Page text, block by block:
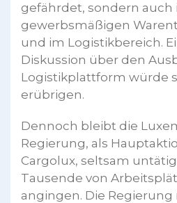
gefährdet, sondern auch
gewerbsmäßigen
und im Logistikbereich.
Diskussion über den
Logistikplattform würde
erübrigen.
Dennoch bleibt die
Regierung, als
Cargolux, seltsam
Tausende von
angingen. Die